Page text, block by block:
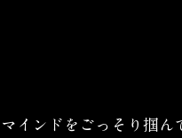
インドをごっそり掴ん